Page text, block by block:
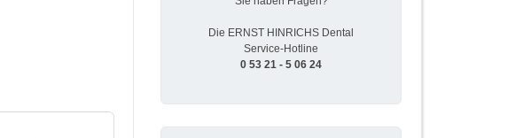
Die ERNST HINRICHS Dental
Service-Hotline
0 53 21 - 5 06 24